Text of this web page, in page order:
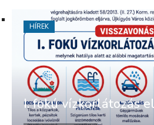
I. fokú vízkorlátozás
HÍREK